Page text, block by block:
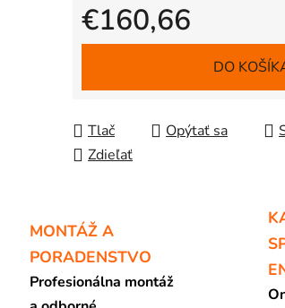
€160,66
Jednotková cena:
DO
Tlač Opýtať sa
Zdieľať
MONTÁŽ A
PORADENSTVO
Profesionálna montáž